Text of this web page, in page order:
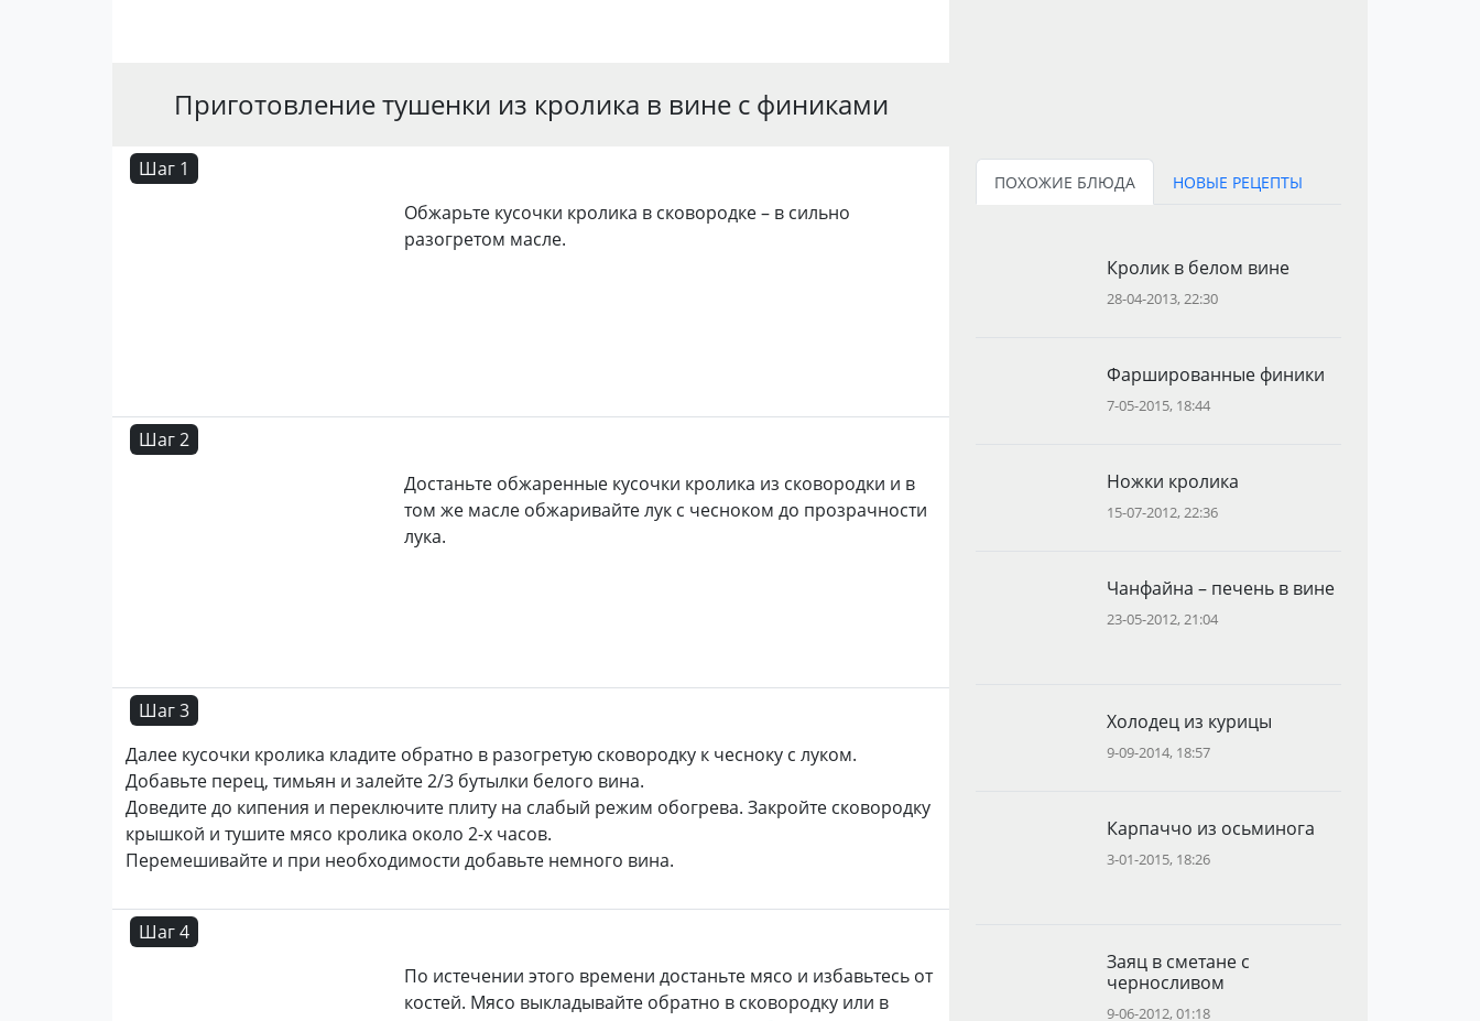
Приготовление тушенки из кролика в вине с финиками
Шаг 1
Обжарьте кусочки кролика в сковородке – в сильно
разогретом масле.
Шаг 2
Достаньте обжаренные кусочки кролика из сковородки и в
том же масле обжаривайте лук с чесноком до прозрачности
лука.
Шаг 3
Далее кусочки кролика кладите обратно в разогретую сковородку к чесноку с луком.
Добавьте перец, тимьян и залейте 2/3 бутылки белого вина.
Доведите до кипения и переключите плиту на слабый режим обогрева. Закройте сковородку
крышкой и тушите мясо кролика около 2-х часов.
Перемешивайте и при необходимости добавьте немного вина.
Шаг 4
По истечении этого времени достаньте мясо и избавьтесь от
костей. Мясо выкладывайте обратно в сковородку или в
ПОХОЖИЕ БЛЮДА НОВЫЕ РЕЦЕПТЫ
Кролик в белом вине
28-04-2013, 22:30
Фаршированные финики
7-05-2015, 18:44
Ножки кролика
15-07-2012, 22:36
Чанфайна – печень в вине
23-05-2012, 21:04
Холодец из курицы
9-09-2014, 18:57
Карпаччо из осьминога
3-01-2015, 18:26
Заяц в сметане с
черносливом
9-06-2012, 01:18